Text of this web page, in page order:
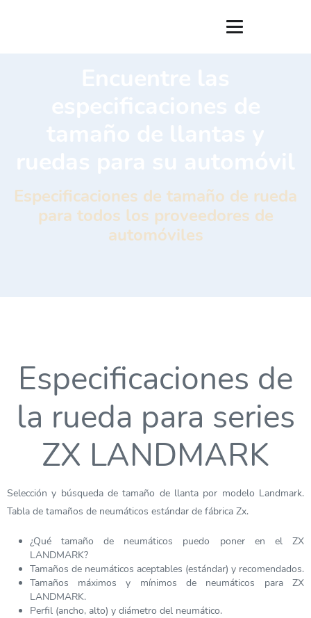
Especificaciones de tamaño de rueda
para todos los proveedores de
automóviles
Especificaciones de
la rueda para series
ZX LANDMARK
Selección y búsqueda de tamaño de llanta por modelo Landmark.
Tabla de tamaños de neumáticos estándar de fábrica Zx.
¿Qué tamaño de neumáticos puedo poner en el ZX
LANDMARK?
Tamaños de neumáticos aceptables (estándar) y recomendados.
Tamaños máximos y mínimos de neumáticos para ZX
LANDMARK.
Perfil (ancho, alto) y diámetro del neumático.